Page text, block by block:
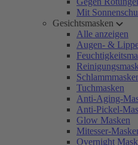
Mit
Gesichtsmasken
Alle anzeigen
Augen- &
Tuchmasken
Anti-Aging-
Anti-Pickel-
Glow Masken
Mitesser-
Overnight